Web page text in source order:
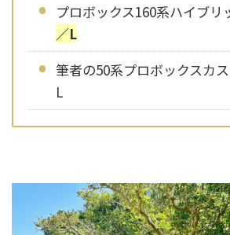
プロボックス160系ハイブリ
／L
筆者の50系プロボックスカ
L